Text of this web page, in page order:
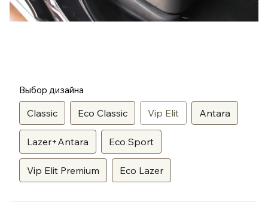
Выбор дизайна
Classic Eco Classic Vip Elit Antara
Lazer+Antara Eco Sport
Vip Elit Premium Eco Lazer